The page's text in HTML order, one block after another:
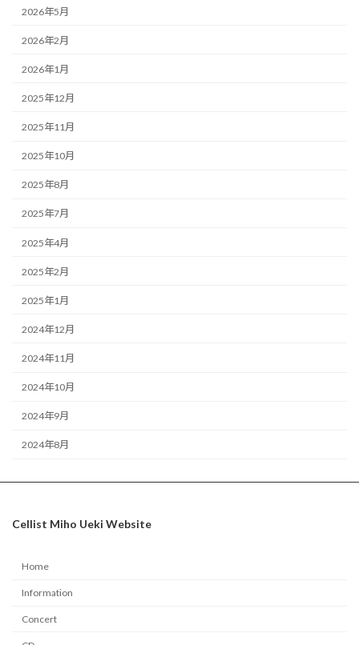
2026年5月
2026年2月
2026年1月
2025年12月
2025年11月
2025年10月
2025年8月
2025年7月
2025年4月
2025年2月
2025年1月
2024年12月
2024年11月
2024年10月
2024年9月
2024年8月
Cellist Miho Ueki Website
Home
Information
Concert